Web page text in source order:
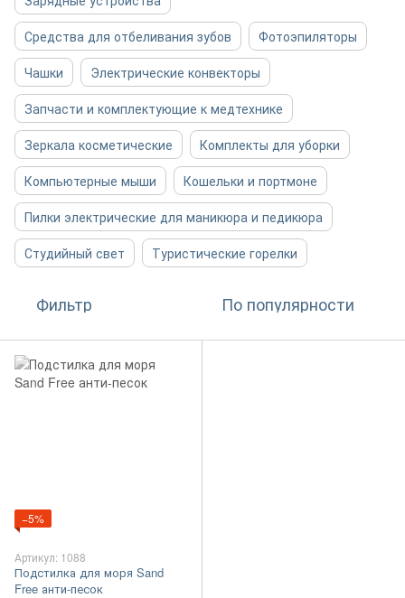
Средства для отбеливания зубов
Фотоэпиляторы
Чашки
Электрические конвекторы
Запчасти и комплектующие к медтехнике
Зеркала косметические
Комплекты для уборки
Компьютерные мыши
Кошельки и портмоне
Пилки электрические для маникюра и педикюра
Студийный свет
Туристические горелки
Фильтр По популярности
−5%
Артикул: 1088
Подстилка для моря Sand
Free анти-песок